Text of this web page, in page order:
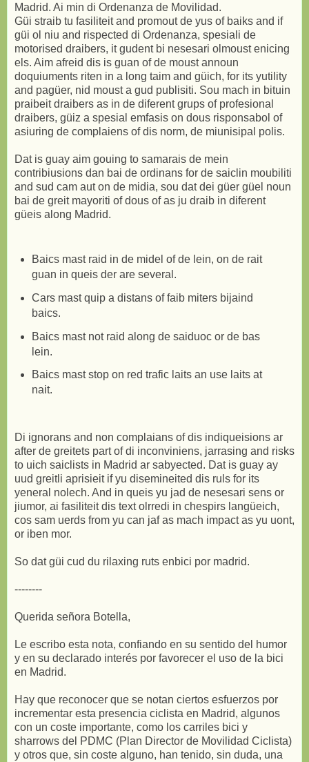
Madrid. Ai min di Ordenanza de Movilidad.
Güi straib tu fasiliteit and promout de yus of baiks and if
güi ol niu and rispected di Ordenanza, spesiali de
motorised draibers, it gudent bi nesesari olmoust enicing
els. Aim afreid dis is guan of de moust announ
doquiuments riten in a long taim and güich, for its yutility
and pagüer, nid moust a gud publisiti. Sou mach in bituin
praibeit draibers as in de diferent grups of profesional
draibers, güiz a spesial emfasis on dous risponsabol of
asiuring de complaiens of dis norm, de miunisipal polis.
Dat is guay aim gouing to samarais de mein
contribiusions dan bai de ordinans for de saiclin moubiliti
and sud cam aut on de midia, sou dat dei güer güel noun
bai de greit mayoriti of dous of as ju draib in diferent
güeis along Madrid.
Baics mast raid in de midel of de lein, on de rait
guan in queis der are several.
Cars mast quip a distans of faib miters bijaind
baics.
Baics mast not raid along de saiduoc or de bas
lein.
Baics mast stop on red trafic laits an use laits at
nait.
Di ignorans and non complaians of dis indiqueisions ar
after de greitets part of di inconviniens, jarrasing and risks
to uich saiclists in Madrid ar sabyected. Dat is guay ay
uud greitli aprisieit if yu disemineited dis ruls for its
yeneral nolech. And in queis yu jad de nesesari sens or
jiumor, ai fasiliteit dis text olrredi in chespirs langüeich,
cos sam uerds from yu can jaf as mach impact as yu uont,
or iben mor.
So dat güi cud du rilaxing ruts enbici por madrid.
--------
Querida señora Botella,
Le escribo esta nota, confiando en su sentido del humor
y en su declarado interés por favorecer el uso de la bici
en Madrid.
Hay que reconocer que se notan ciertos esfuerzos por
incrementar esta presencia ciclista en Madrid, algunos
con un coste importante, como los carriles bici y
sharrows del PDMC (Plan Director de Movilidad Ciclista)
y otros que, sin coste alguno, han tenido, sin duda, una